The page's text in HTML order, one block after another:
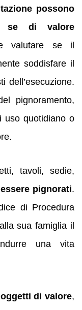
possono
se di valore
valutare se il
soddisfare il
dell’esecuzione.
pignoramento,
uso quotidiano o
tavoli, sedie,
pignorati.
di Procedura
sua famiglia il
una vita
oggetti di valore,